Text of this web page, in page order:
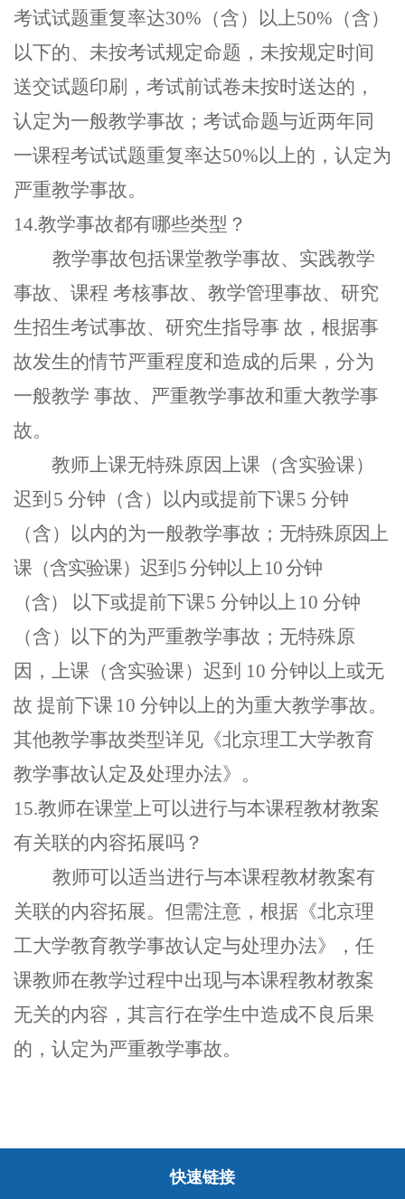
考试试题重复率达30% （含） 以上50% （含）
以下的、未按考试规定命题 ， 未按规定时间
送交试题印刷 ， 考试前试卷未按时送达的 ，
认定为一般教学事故 ； 考试命题与近两年同
一课程考试试题重复率达50%以上的 ， 认定为
严重教学事故。
14.教学事故都有哪些类型？
教学事故包括课堂教学事故、实践教学
事故、课程 考核事故、教学管理事故、研究
生招生考试事故、研究生指导事 故 ， 根据事
故发生的情节严重程度和造成的后果 ， 分为
一般教学 事故、严重教学事故和重大教学事
故。
教师上课无特殊原因上课 （含实验课）
迟到 5 分钟 （含） 以内或提前下课5 分钟
（含） 以内的为一般教学事故 ； 无特殊原因上
课（含实验课） 迟到 5分钟以上10分钟
（含） 以下或提前下课5 分钟以上 10 分钟
（含） 以下的为严重教学事故 ； 无特殊原
因 ， 上课 （含实验课） 迟到 10 分钟以上或无
故 提前下课 10 分钟以上的为重大教学事故。
其他教学事故类型详见 《北京理工大学教育
教学事故认定及处理办法》。
15.教师在课堂上可以进行与本课程教材教案
有关联的内容拓展吗？
教师可以适当进行与本课程教材教案有
关联的内容拓展。但需注意，根据《北京理
工大学教育教学事故认定与处理办法》，任
课教师在教学过程中出现与本课程教材教案
无关的内容，其言行在学生中造成不良后果
的，认定为严重教学事故。
快速链接